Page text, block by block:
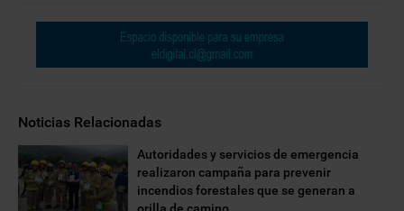
Noticias Relacionadas
Autoridades y servicios de emergencia
realizaron campaña para prevenir
incendios forestales que se generan a
orilla de camino